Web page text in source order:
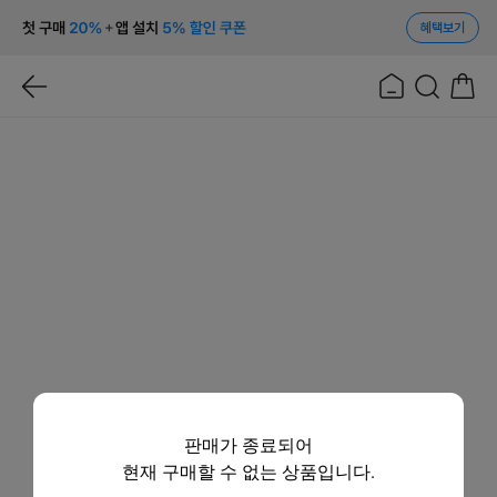
혜택보기
판매가 종료되어
현재 구매할 수 없는 상품입니다.